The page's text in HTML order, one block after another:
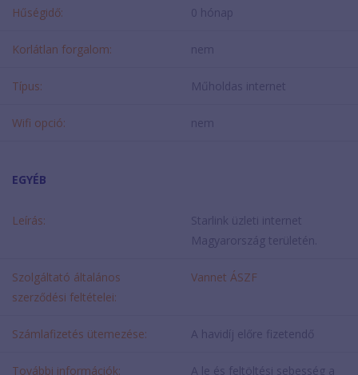
Hűségidő: 0 hónap
Korlátlan forgalom: nem
Típus: Műholdas internet
Wifi opció: nem
EGYÉB
Leírás:
Starlink üzleti internet
Magyarország területén.
Szolgáltató általános
szerződési feltételei:
Vannet ÁSZF
Számlafizetés ütemezése: A havidíj előre fizetendő
További információk:
A le és feltöltési sebesség a